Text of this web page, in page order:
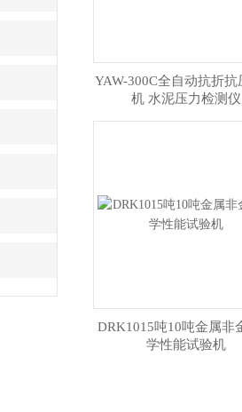
YAW-300C全自动抗折抗
机 水泥压力检测仪
DRK1015吨10吨金属非
学性能试验机